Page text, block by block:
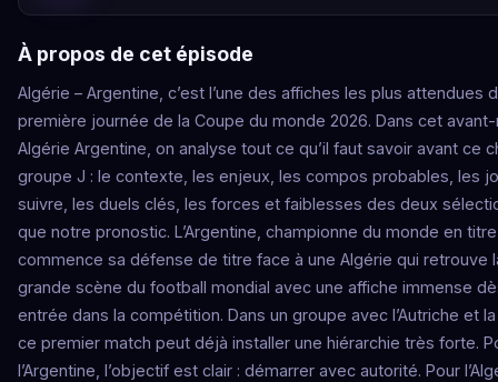
À propos de cet épisode
Algérie – Argentine, c’est l’une des affiches les plus attendues
première journée de la Coupe du monde 2026. Dans cet
Algérie Argentine, on analyse tout ce qu’il faut savoir avant ce
groupe J : le contexte, les enjeux, les compos probables, les
suivre, les duels clés, les forces et faiblesses des deux
que notre pronostic. L’Argentine, championne du monde en
commence sa défense de titre face à une Algérie qui retrouve
grande scène du football mondial avec une affiche immense
entrée dans la compétition. Dans un groupe avec l’Autriche et
ce premier match peut déjà installer une hiérarchie très forte.
l’Argentine, l’objectif est clair : démarrer avec autorité. Pour